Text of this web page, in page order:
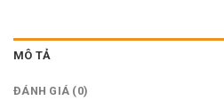
MÔ TẢ
ĐÁNH GIÁ (0)